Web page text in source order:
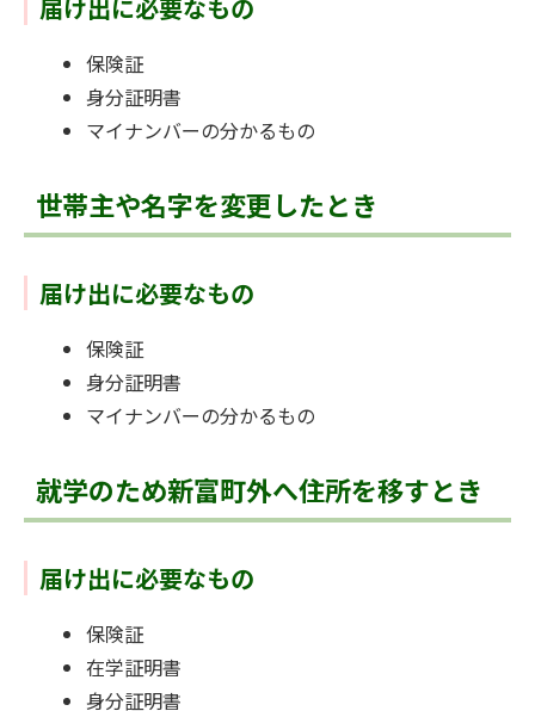
届け出に必要なもの
保険証
身分証明書
マイナンバーの分かるもの
世帯主や名字を変更したとき
届け出に必要なもの
保険証
身分証明書
マイナンバーの分かるもの
就学のため新富町外へ住所を移すとき
届け出に必要なもの
保険証
在学証明書
身分証明書